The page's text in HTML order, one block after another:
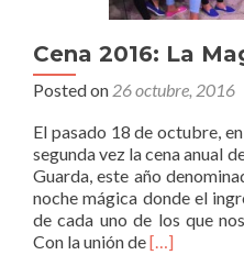
Cena 2016: La
Posted on 26 octubre, 2016
El pasado 18 de octubre,
segunda vez la cena anual
Guarda, este año
noche mágica donde el
de cada uno de los que
Con la unión deRead
[…]